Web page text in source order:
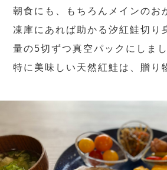
朝食にも、もちろんメインのお
凍庫にあれば助かる汐紅鮭切り
量の5切ずつ真空パックにしま
特に美味しい天然紅鮭は、贈り